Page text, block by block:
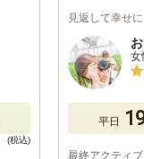
見返して幸せ
女
平日
最終アクティ